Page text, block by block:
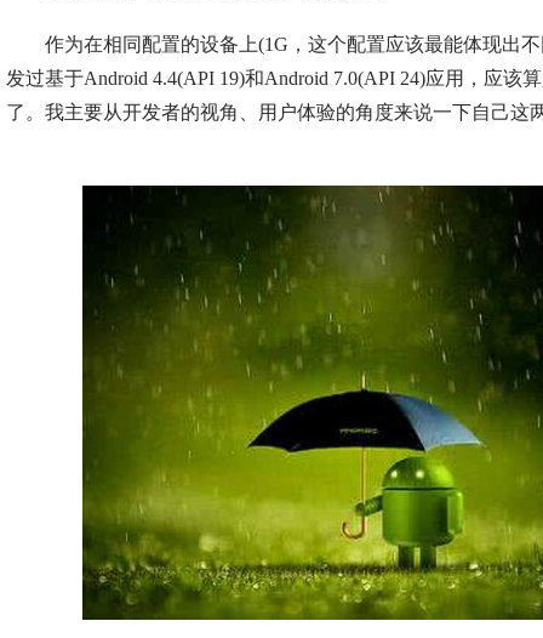
作为在相同配置的设备上(1G，这个配置应该最能体现出不
发过基于Android 4.4(API 19)和Android 7.0(API 24)应用，应该
了。我主要从开发者的视角、用户体验的角度来说一下自己这